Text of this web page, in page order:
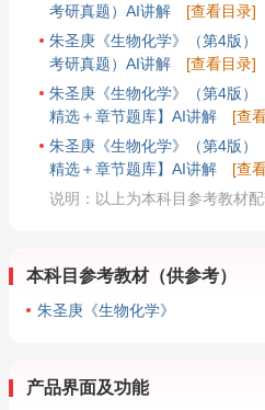
考研真题）AI讲解
[查看目录]
朱圣庚《生物化学》（第4版）
考研真题）AI讲解
[查看目录]
朱圣庚《生物化学》（第4版）
精选＋章节题库】AI讲解
[查
朱圣庚《生物化学》（第4版）
精选＋章节题库】AI讲解
[查
说明：以上为本科目参考教材配
本科目参考教材（供参考）
朱圣庚《生物化学》
产品界面及功能